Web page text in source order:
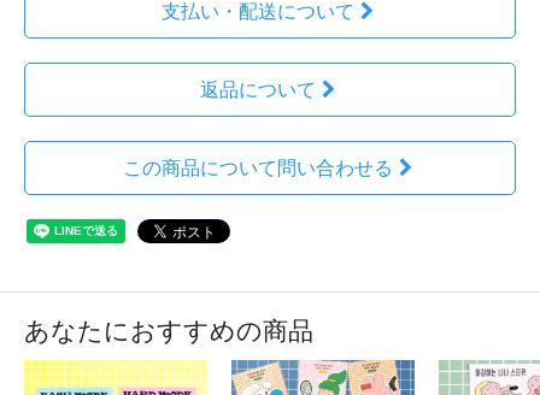
支払い・配送について
返品について
この商品について問い合わせる
あなたにおすすめの商品